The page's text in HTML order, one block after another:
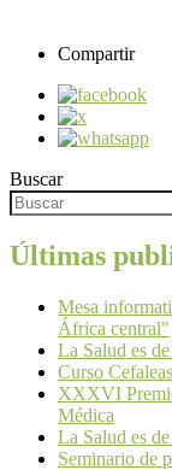
Compartir
Buscar
Últimas
Mesa
África central"
La Salud es
Curso
XXXVI
Médica
La Salud es
Seminario de